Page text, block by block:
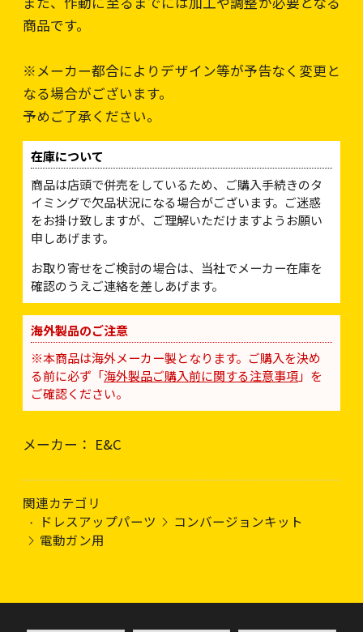
商品です。
※メーカー都合によりデザイン等が予告なく変更と
なる場合がございます。
予めご了承ください。
在庫について
商品は店頭で併売をしているため、ご購入手続きのタ
イミングで欠品状況になる場合がございます。ご迷惑
をお掛け致しますが、ご理解いただけますようお願い
申しあげます。
お取り寄せをご検討の場合は、当社でメーカー在庫を
確認のうえご連絡を差しあげます。
海外製品のご注意
※本商品は海外メーカー製となります。ご購入を決め
る前に必ず「海外製品ご購入前に関する注意事項」を
ご確認ください。
メーカー： E&C
関連カテゴリ
ドレスアップパーツ
コンバージョンキット
電動ガン用